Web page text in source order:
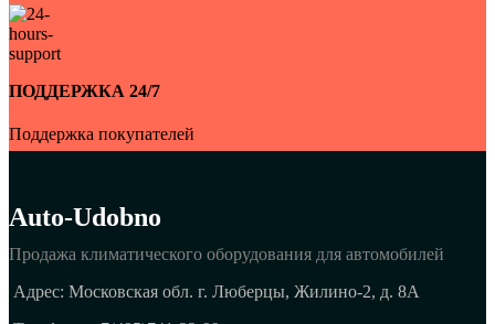
ПОДДЕРЖКА 24/7
Поддержка покупателей
Auto-Udobno
Продажа климатического оборудования для автомобилей
Адрес: Московская обл. г. Люберцы, Жилино-2, д. 8A